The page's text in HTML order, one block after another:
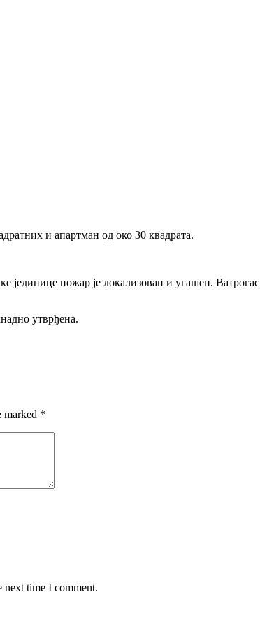
и апартман од око 30 квадрата.
јединице пожар је локализован и угашен.
утврђена.
marked *
next time I comment.